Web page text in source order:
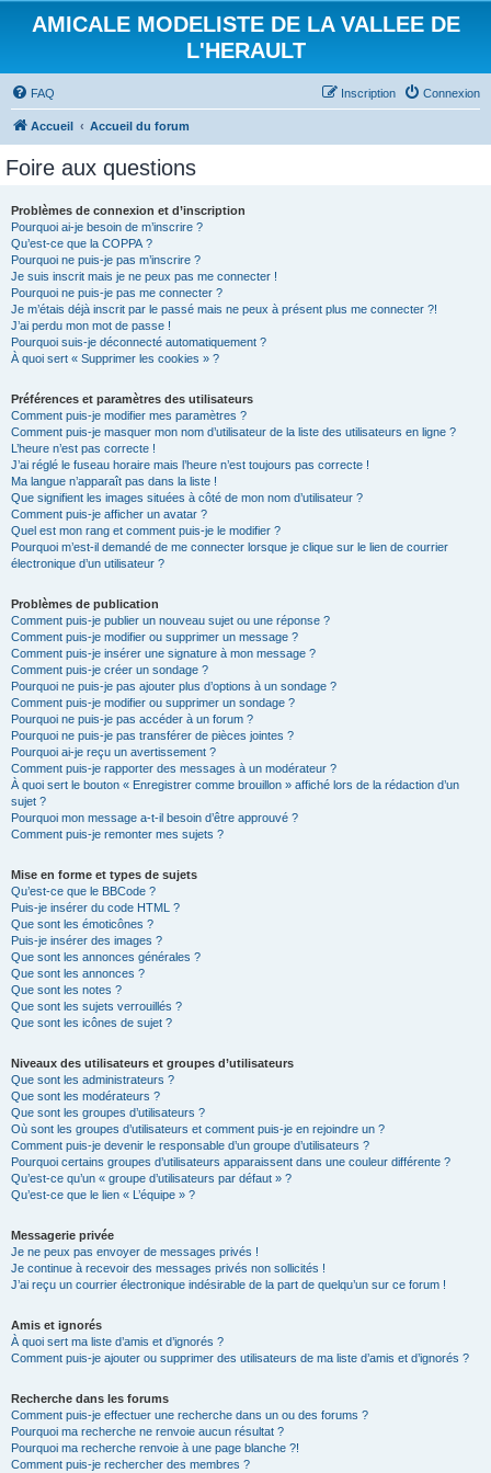
AMICALE MODELISTE DE LA VALLEE DE
L'HERAULT
FAQ Connexion
Inscription
Accueil Accueil du forum
Foire aux questions
Problèmes de connexion et d’inscription
Pourquoi ai-je besoin de m’inscrire ?
Qu’est-ce que la COPPA ?
Pourquoi ne puis-je pas m’inscrire ?
Je suis inscrit mais je ne peux pas me connecter !
Pourquoi ne puis-je pas me connecter ?
Je m’étais déjà inscrit par le passé mais ne peux à présent plus me connecter ?!
J’ai perdu mon mot de passe !
Pourquoi suis-je déconnecté automatiquement ?
À quoi sert « Supprimer les cookies » ?
Préférences et paramètres des utilisateurs
Comment puis-je modifier mes paramètres ?
Comment puis-je masquer mon nom d’utilisateur de la liste des utilisateurs en ligne ?
L’heure n’est pas correcte !
J’ai réglé le fuseau horaire mais l’heure n’est toujours pas correcte !
Ma langue n’apparaît pas dans la liste !
Que signifient les images situées à côté de mon nom d’utilisateur ?
Comment puis-je afficher un avatar ?
Quel est mon rang et comment puis-je le modifier ?
Pourquoi m’est-il demandé de me connecter lorsque je clique sur le lien de courrier
électronique d’un utilisateur ?
Problèmes de publication
Comment puis-je publier un nouveau sujet ou une réponse ?
Comment puis-je modifier ou supprimer un message ?
Comment puis-je insérer une signature à mon message ?
Comment puis-je créer un sondage ?
Pourquoi ne puis-je pas ajouter plus d’options à un sondage ?
Comment puis-je modifier ou supprimer un sondage ?
Pourquoi ne puis-je pas accéder à un forum ?
Pourquoi ne puis-je pas transférer de pièces jointes ?
Pourquoi ai-je reçu un avertissement ?
Comment puis-je rapporter des messages à un modérateur ?
À quoi sert le bouton « Enregistrer comme brouillon » affiché lors de la rédaction d’un
sujet ?
Pourquoi mon message a-t-il besoin d’être approuvé ?
Comment puis-je remonter mes sujets ?
Mise en forme et types de sujets
Qu’est-ce que le BBCode ?
Puis-je insérer du code HTML ?
Que sont les émoticônes ?
Puis-je insérer des images ?
Que sont les annonces générales ?
Que sont les annonces ?
Que sont les notes ?
Que sont les sujets verrouillés ?
Que sont les icônes de sujet ?
Niveaux des utilisateurs et groupes d’utilisateurs
Que sont les administrateurs ?
Que sont les modérateurs ?
Que sont les groupes d’utilisateurs ?
Où sont les groupes d’utilisateurs et comment puis-je en rejoindre un ?
Comment puis-je devenir le responsable d’un groupe d’utilisateurs ?
Pourquoi certains groupes d’utilisateurs apparaissent dans une couleur différente ?
Qu’est-ce qu’un « groupe d’utilisateurs par défaut » ?
Qu’est-ce que le lien « L’équipe » ?
Messagerie privée
Je ne peux pas envoyer de messages privés !
Je continue à recevoir des messages privés non sollicités !
J’ai reçu un courrier électronique indésirable de la part de quelqu’un sur ce forum !
Amis et ignorés
À quoi sert ma liste d’amis et d’ignorés ?
Comment puis-je ajouter ou supprimer des utilisateurs de ma liste d’amis et d’ignorés ?
Recherche dans les forums
Comment puis-je effectuer une recherche dans un ou des forums ?
Pourquoi ma recherche ne renvoie aucun résultat ?
Pourquoi ma recherche renvoie à une page blanche ?!
Comment puis-je rechercher des membres ?